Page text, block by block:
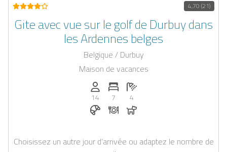
4,70 (21)
Gite avec vue sur le golf de Durbuy dans
les Ardennes belges
Belgique / Durbuy
Maison de vacances
Personnes (max): 14
14
Nombre de chambres: 7
7
Nombre de salles de bain: 4
4
Petit-déjeuner réservable chez
Dîner sur demande
Chiens autorisés
Choisissez un autre jour d’arrivée ou adaptez le nombre de